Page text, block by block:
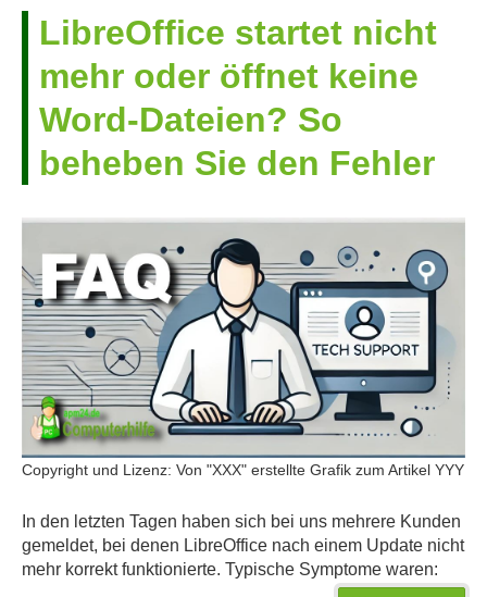
LibreOffice startet nicht
mehr oder öffnet keine
Word-Dateien? So
beheben Sie den Fehler
Copyright und Lizenz: Von "XXX" erstellte Grafik zum Artikel YYY
In den letzten Tagen haben sich bei uns mehrere Kunden
gemeldet, bei denen LibreOffice nach einem Update nicht
mehr korrekt funktionierte. Typische Symptome waren: